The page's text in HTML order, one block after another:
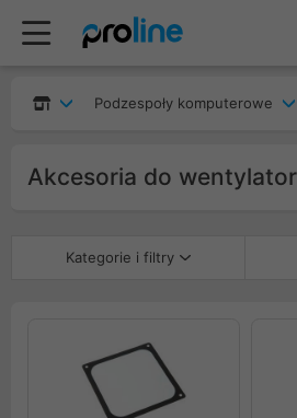
Podzespoły komputerowe
Akcesoria do
Kategorie i filtry